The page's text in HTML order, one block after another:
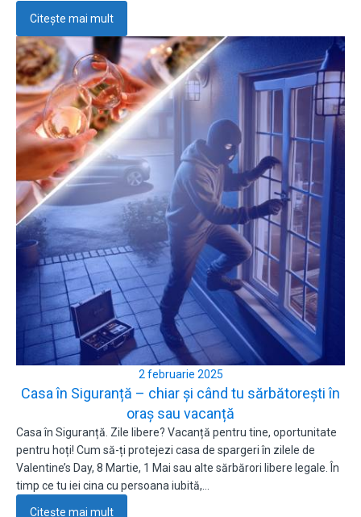
Citește mai mult
2 februarie 2025
Casa în Siguranță – chiar și când tu sărbătorești în
oraș sau vacanță
Casa în Siguranță. Zile libere? Vacanță pentru tine, oportunitate
pentru hoți! Cum să-ți protejezi casa de spargeri în zilele de
Valentine’s Day, 8 Martie, 1 Mai sau alte sărbărori libere legale. În
timp ce tu iei cina cu persoana iubită,…
Citește mai mult